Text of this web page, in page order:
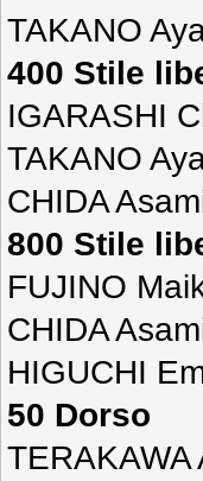
400 Stile
CHIDA
800 Stile
FUJINO
CHIDA
50 Dorso